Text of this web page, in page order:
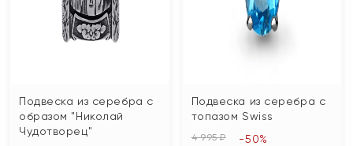
Подвеска из серебра с
образом "Николай
Чудотворец"
Подвеска из серебра с
топазом Swiss
4 995 ₽ -50%